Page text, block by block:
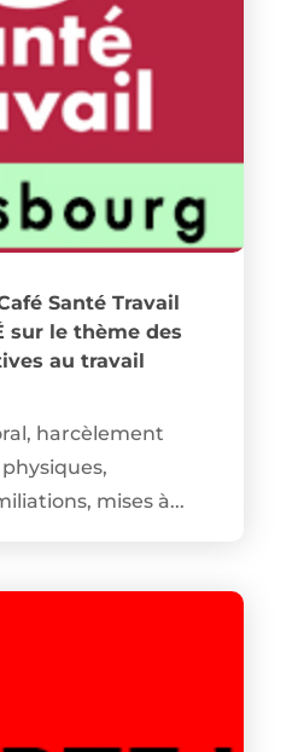
Santé Travail
sur le thème des
au travail
harcèlement
mises à...